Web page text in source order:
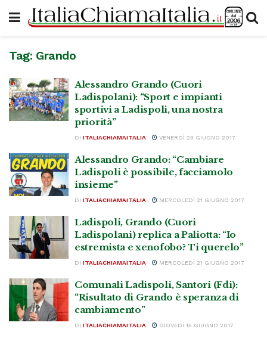
Tag: Grando
Alessandro Grando (Cuori
Ladispolani): “Sport e impianti
sportivi a Ladispoli, una nostra
priorità”
DI ITALIACHIAMAITALIA VENERDÌ 23 GIUGNO 2017
Alessandro Grando: “Cambiare
Ladispoli è possibile, facciamolo
insieme”
DI ITALIACHIAMAITALIA MERCOLEDÌ 21 GIUGNO 2017
Ladispoli, Grando (Cuori
Ladispolani) replica a Paliotta: “Io
estremista e xenofobo? Ti querelo”
DI ITALIACHIAMAITALIA MERCOLEDÌ 21 GIUGNO 2017
Comunali Ladispoli, Santori (Fdi):
“Risultato di Grando è speranza di
cambiamento”
DI ITALIACHIAMAITALIA GIOVEDÌ 15 GIUGNO 2017